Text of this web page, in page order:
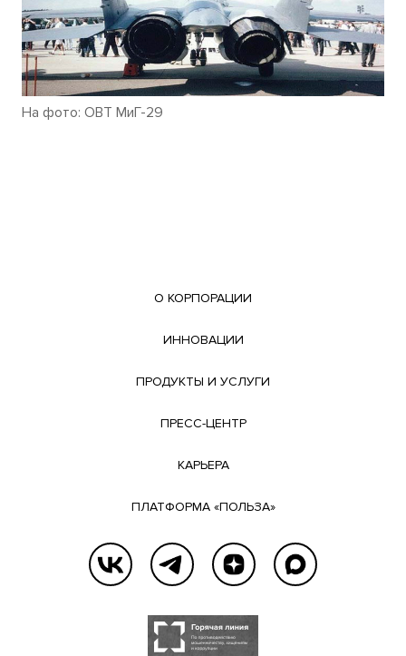
На фото: ОВТ МиГ-29
О КОРПОРАЦИИ
ИННОВАЦИИ
ПРОДУКТЫ И УСЛУГИ
ПРЕСС-ЦЕНТР
КАРЬЕРА
ПЛАТФОРМА «ПОЛЬЗА»